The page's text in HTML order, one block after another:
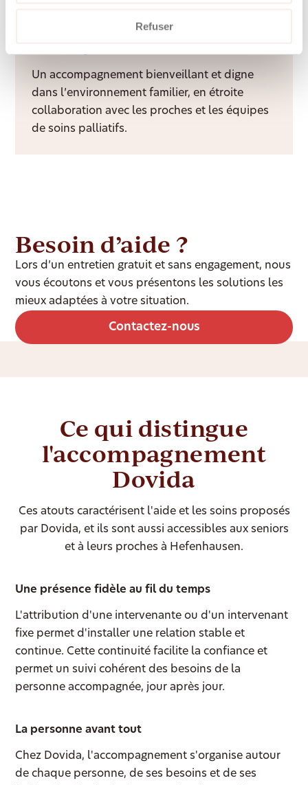
Refuser
Un accompagnement bienveillant et digne
dans l’environnement familier, en étroite
collaboration avec les proches et les équipes
de soins palliatifs.
Besoin d’aide ?
Lors d’un entretien gratuit et sans engagement, nous
vous écoutons et vous présentons les solutions les
mieux adaptées à votre situation.
Contactez-nous
Ce qui distingue
l'accompagnement
Dovida
Ces atouts caractérisent l'aide et les soins proposés
par Dovida, et ils sont aussi accessibles aux seniors
et à leurs proches à Hefenhausen.
Une présence fidèle au fil du temps
L'attribution d'une intervenante ou d'un intervenant
fixe permet d'installer une relation stable et
continue. Cette continuité facilite la confiance et
permet un suivi cohérent des besoins de la
personne accompagnée, jour après jour.
La personne avant tout
Chez Dovida, l'accompagnement s'organise autour
de chaque personne, de ses besoins et de ses